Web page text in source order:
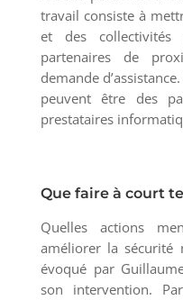
travail consiste à
et des
partenaires de
demande
peuvent être des
prestataires
Que faire à court
Quelles actions
améliorer la sécurité
évoqué par
son intervention.